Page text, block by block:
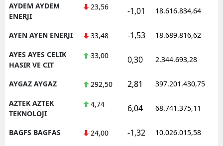
AYDEM AYDEM
ENERJI
23,56 -1,01 18.616.834,64
AYEN AYEN ENERJI 33,48 -1,53 18.689.816,62
AYES AYES CELIK
HASIR VE CIT
33,00 0,30 2.344.693,28
AYGAZ AYGAZ 292,50 2,81 397.201.430,75
AZTEK AZTEK
TEKNOLOJI
4,74 6,04 68.741.375,11
BAGFS BAGFAS 24,00 -1,32 10.026.015,58